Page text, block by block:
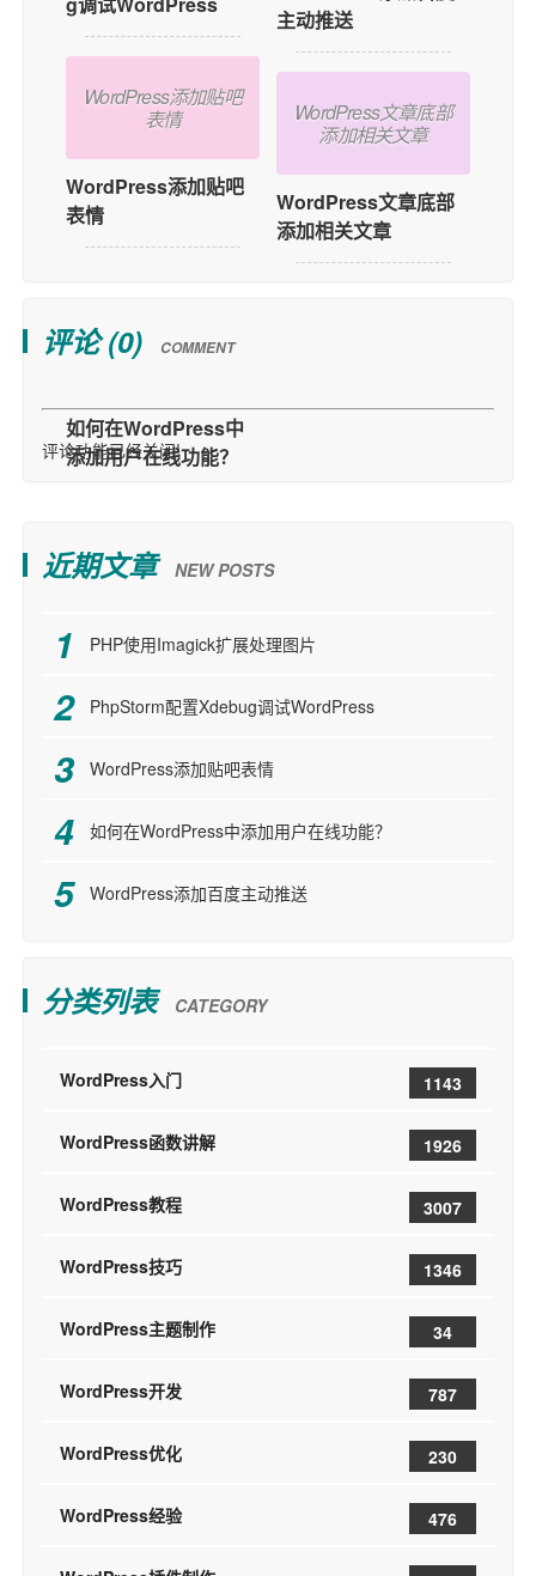
WordPress添加贴吧
表情
WordPress添加贴吧
表情
主动推送
WordPress文章底部
添加相关文章
WordPress文章底部
添加相关文章
评论 (0) COMMENT
评论功能已经关闭!
近期文章 NEW POSTS
PHP使用Imagick扩展处理图片
PhpStorm配置Xdebug调试WordPress
WordPress添加贴吧表情
如何在WordPress中添加用户在线功能？
WordPress添加百度主动推送
分类列表 CATEGORY
WordPress入门 1143
WordPress函数讲解 1926
WordPress教程 3007
WordPress技巧 1346
WordPress主题制作 34
WordPress开发 787
WordPress优化 230
WordPress经验 476